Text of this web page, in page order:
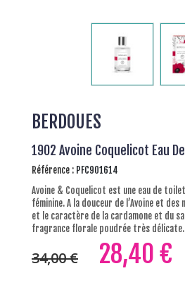
BERDOUES
1902 Avoine Coquelicot Eau
Référence : PFC901614
Avoine & Coquelicot est une eau de
féminine. A la douceur de l’Avoine et
et le caractère de la cardamone et du
fragrance florale poudrée très délicate.
34,00 € 28,40 €